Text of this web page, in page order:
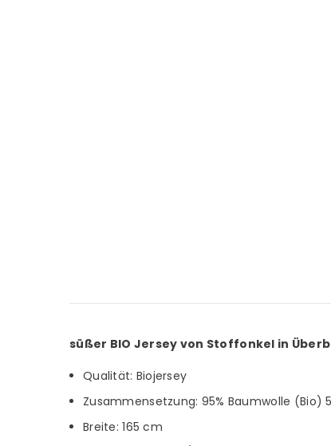
süßer BIO Jersey von Stoffonkel in
Qualität: Biojersey
Zusammensetzung: 95% Baumwolle (Bio)
Breite: 165 cm